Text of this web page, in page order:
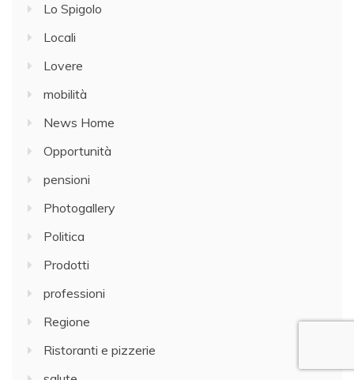
Lo Spigolo
Locali
Lovere
mobilità
News Home
Opportunità
pensioni
Photogallery
Politica
Prodotti
professioni
Regione
Ristoranti e pizzerie